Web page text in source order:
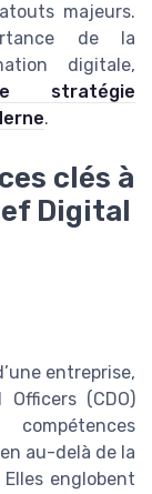
majeurs.
de la
digitale,
stratégie
.
clés à
Digital
entreprise,
(CDO)
au-delà de la
englobent